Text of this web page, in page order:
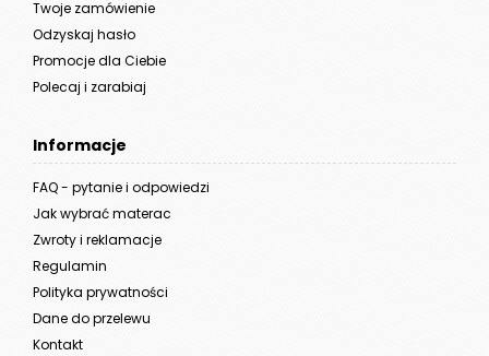
Twoje zamówienie
Odzyskaj hasło
Promocje dla Ciebie
Polecaj i zarabiaj
Informacje
FAQ - pytanie i odpowiedzi
Jak wybrać materac
Zwroty i reklamacje
Regulamin
Polityka prywatności
Dane do przelewu
Kontakt